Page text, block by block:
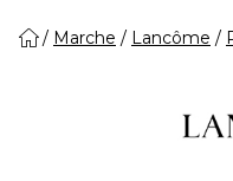
Marche Lancôme